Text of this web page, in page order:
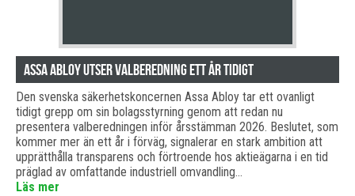
Assa Abloy utser valberedning ett år tidigt
Den svenska säkerhetskoncernen Assa Abloy tar ett ovanligt
tidigt grepp om sin bolagsstyrning genom att redan nu
presentera valberedningen inför årsstämman 2026. Beslutet, som
kommer mer än ett år i förväg, signalerar en stark ambition att
upprätthålla transparens och förtroende hos aktieägarna i en tid
präglad av omfattande industriell omvandling…
Läs mer